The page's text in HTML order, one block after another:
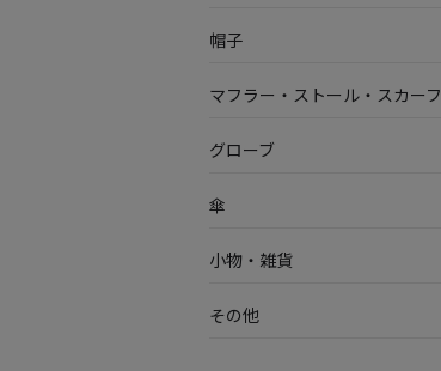
帽子
マフラー・ストール・スカーフ
グローブ
傘
小物・雑貨
その他